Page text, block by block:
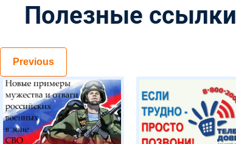
Полезные ссылки
Previous